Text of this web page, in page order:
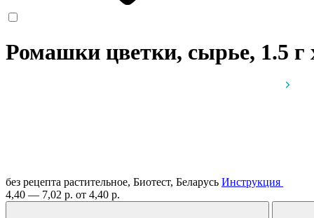
Ромашки цветки, сырье, 1.5 г
без рецепта растительное, Биотест, Беларусь Инструкция
4,40 — 7,02 р. от 4,40 р.